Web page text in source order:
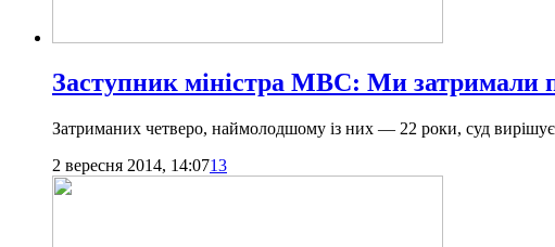
Заступник міністра МВС: Ми затримали
Затриманих четверо, наймолодшому із них — 22 роки, суд
2 вересня 2014, 14:0713